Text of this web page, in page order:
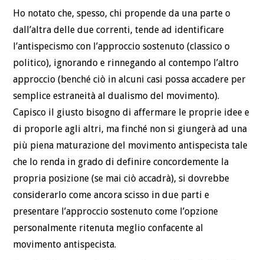
Ho notato che, spesso, chi propende da una parte o
dall’altra delle due correnti, tende ad identificare
l’antispecismo con l’approccio sostenuto (classico o
politico), ignorando e rinnegando al contempo l’altro
approccio (benché ciò in alcuni casi possa accadere per
semplice estraneità al dualismo del movimento).
Capisco il giusto bisogno di affermare le proprie idee e
di proporle agli altri, ma finché non si giungerà ad una
più piena maturazione del movimento antispecista tale
che lo renda in grado di definire concordemente la
propria posizione (se mai ciò accadrà), si dovrebbe
considerarlo come ancora scisso in due parti e
presentare l’approccio sostenuto come l’opzione
personalmente ritenuta meglio confacente al
movimento antispecista.